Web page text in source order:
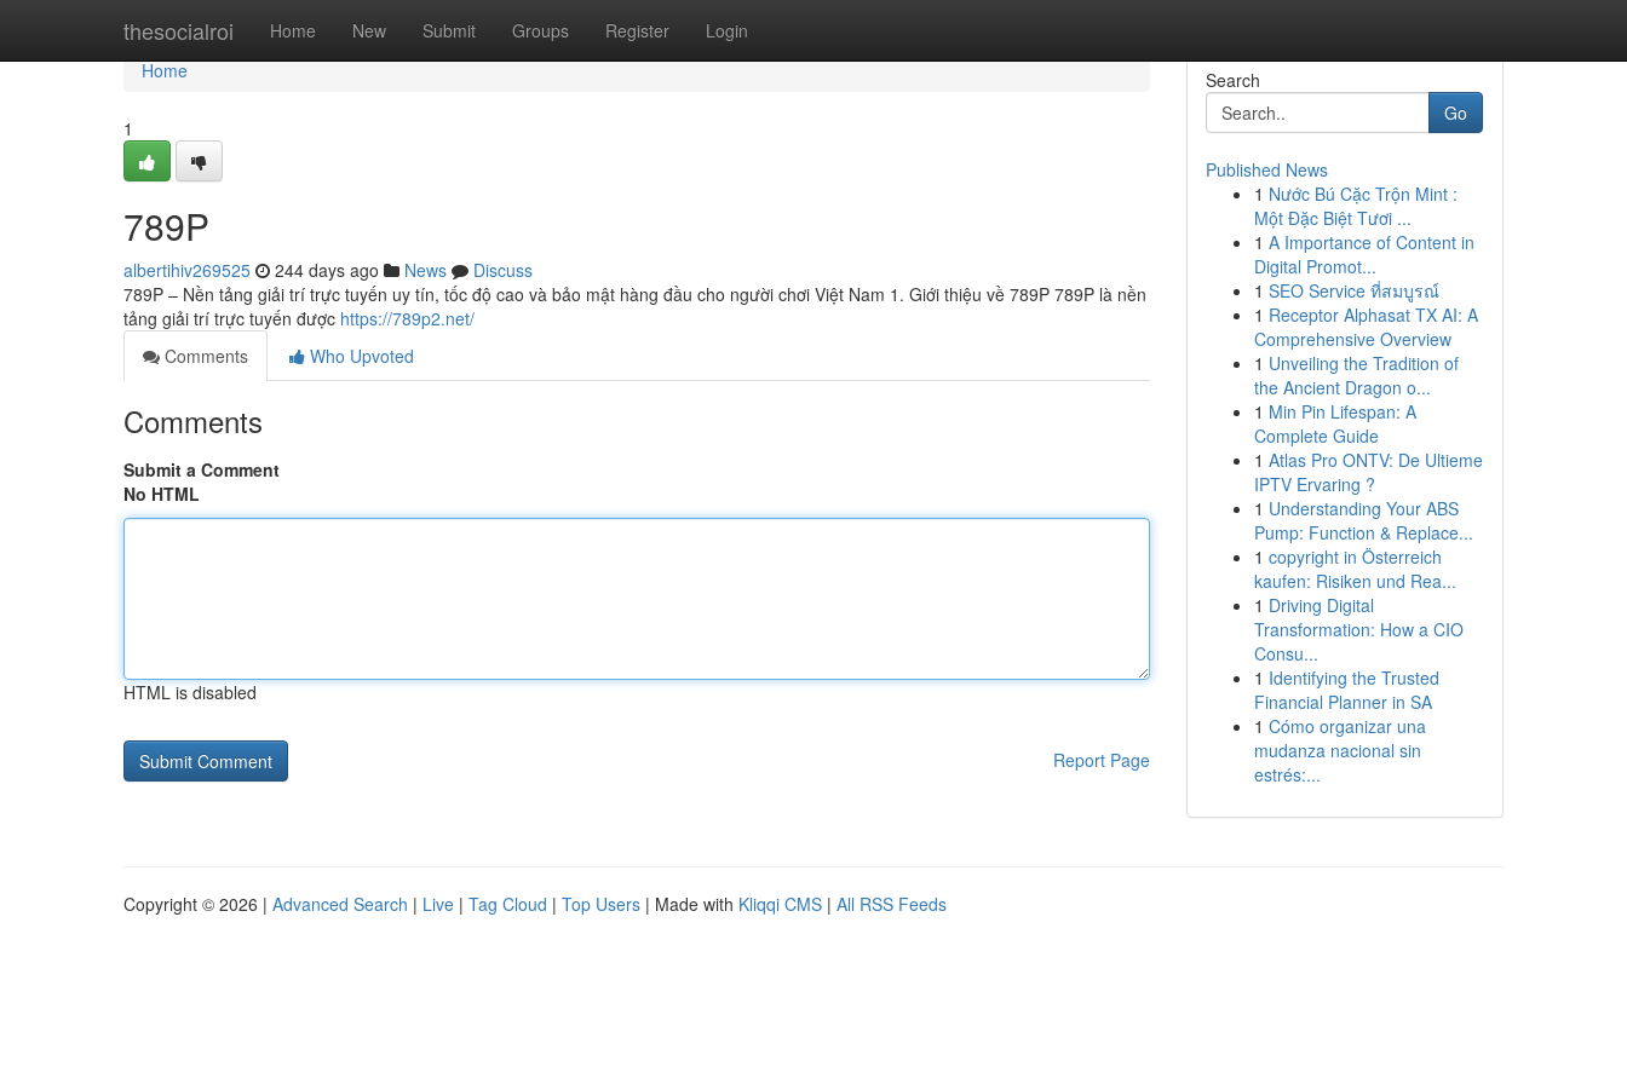
thesocialroi Home New Submit Groups Register Login
Home
Home
1
789P
albertihiv269525 244 days ago News
Discuss
789P – Nền tảng giải trí trực tuyến uy tín, tốc độ cao và bảo mật hàng đầu cho người chơi Việt Nam 1. Giới thiệu về 789P 789P là nền
tảng giải trí trực tuyến được https://789p2.net/
Comments
Who Upvoted
Comments
Submit a Comment
No HTML
HTML is disabled
Report Page
Search
Go
Published News
1 Nước Bú Cặc Trộn Mint :
Một Đặc Biệt Tươi ...
1 A Importance of Content in
Digital Promot...
1 SEO Service ที่สมบูรณ์
1 Receptor Alphasat TX AI: A
Comprehensive Overview
1 Unveiling the Tradition of
the Ancient Dragon o...
1 Min Pin Lifespan: A
Complete Guide
1 Atlas Pro ONTV: De Ultieme
IPTV Ervaring ?
1 Understanding Your ABS
Pump: Function & Replace...
1 copyright in Österreich
kaufen: Risiken und Rea...
1 Driving Digital
Transformation: How a CIO
Consu...
1 Identifying the Trusted
Financial Planner in SA
1 Cómo organizar una
mudanza nacional sin
estrés:...
Copyright © 2026 | Advanced Search | Live | Tag Cloud | Top Users | Made with Kliqqi CMS | All RSS Feeds